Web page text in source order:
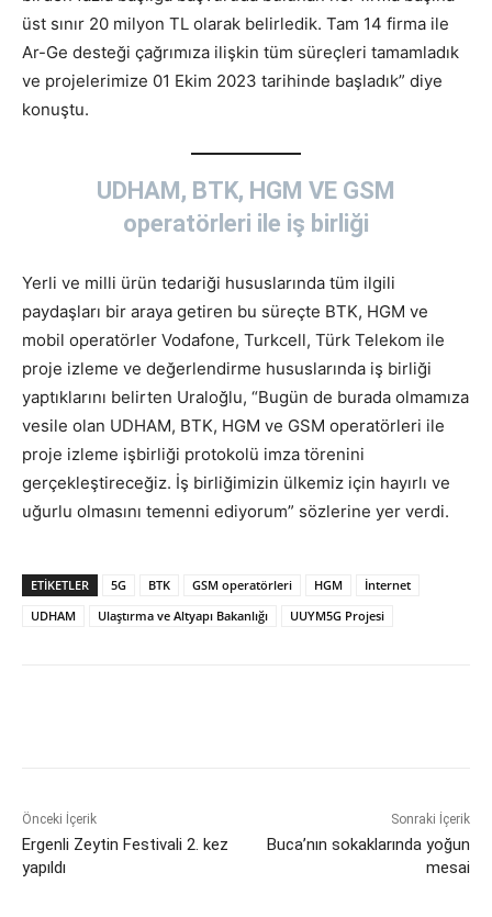
üst sınır 20 milyon TL olarak belirledik. Tam 14 firma ile
Ar-Ge desteği çağrımıza ilişkin tüm süreçleri tamamladık
ve projelerimize 01 Ekim 2023 tarihinde başladık” diye
konuştu.
UDHAM, BTK, HGM VE GSM
operatörleri ile iş birliği
Yerli ve milli ürün tedariği hususlarında tüm ilgili
paydaşları bir araya getiren bu süreçte BTK, HGM ve
mobil operatörler Vodafone, Turkcell, Türk Telekom ile
proje izleme ve değerlendirme hususlarında iş birliği
yaptıklarını belirten Uraloğlu, “Bugün de burada olmamıza
vesile olan UDHAM, BTK, HGM ve GSM operatörleri ile
proje izleme işbirliği protokolü imza törenini
gerçekleştireceğiz. İş birliğimizin ülkemiz için hayırlı ve
uğurlu olmasını temenni ediyorum” sözlerine yer verdi.
ETİKETLER 5G BTK GSM operatörleri HGM
İnternet
UDHAM
Ulaştırma ve Altyapı Bakanlığı UUYM5G Projesi
Önceki İçerik
Ergenli Zeytin Festivali 2. kez
yapıldı
Sonraki İçerik
Buca’nın sokaklarında yoğun
mesai